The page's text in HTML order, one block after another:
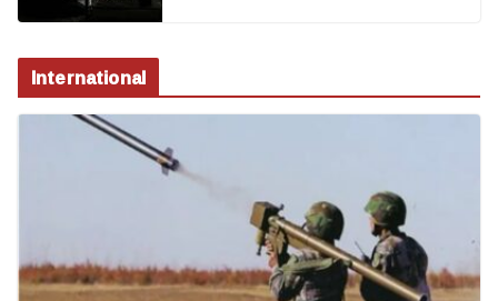
International